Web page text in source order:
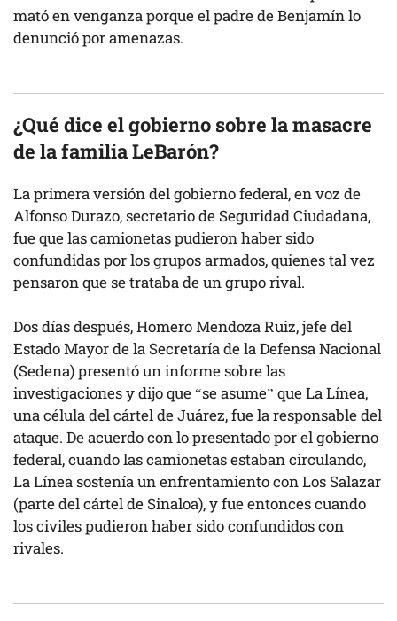
mató en venganza porque el padre de Benjamín lo
denunció por amenazas.
¿Qué dice el gobierno sobre la masacre
de la familia LeBarón?
La primera versión del gobierno federal, en voz de
Alfonso Durazo, secretario de Seguridad Ciudadana,
fue que las camionetas pudieron haber sido
confundidas por los grupos armados, quienes tal vez
pensaron que se trataba de un grupo rival.
Dos días después, Homero Mendoza Ruiz, jefe del
Estado Mayor de la Secretaría de la Defensa Nacional
(Sedena) presentó un informe sobre las
investigaciones y dijo que “se asume” que La Línea,
una célula del cártel de Juárez, fue la responsable del
ataque. De acuerdo con lo presentado por el gobierno
federal, cuando las camionetas estaban circulando,
La Línea sostenía un enfrentamiento con Los Salazar
(parte del cártel de Sinaloa), y fue entonces cuando
los civiles pudieron haber sido confundidos con
rivales.